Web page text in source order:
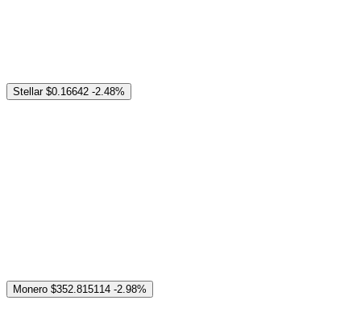
Stellar $0.16642 -2.48%
Monero $352.815114 -2.98%